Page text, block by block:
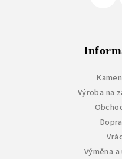
Výroba na
Výměna